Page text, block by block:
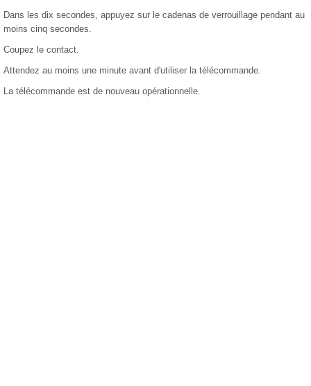
Dans les dix secondes, appuyez sur le cadenas de verrouillage pendant au
moins cinq secondes.
Coupez le contact.
Attendez au moins une minute avant d'utiliser la télécommande.
La télécommande est de nouveau opérationnelle.